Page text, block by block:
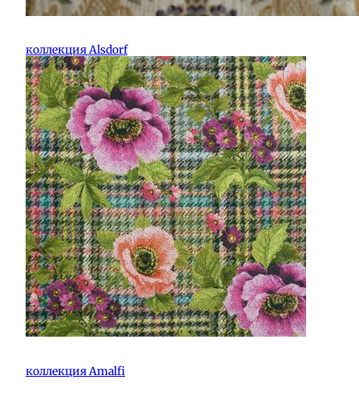
коллекция Alsdorf
коллекция Amalfi